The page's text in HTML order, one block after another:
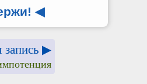
◀
запись ▶